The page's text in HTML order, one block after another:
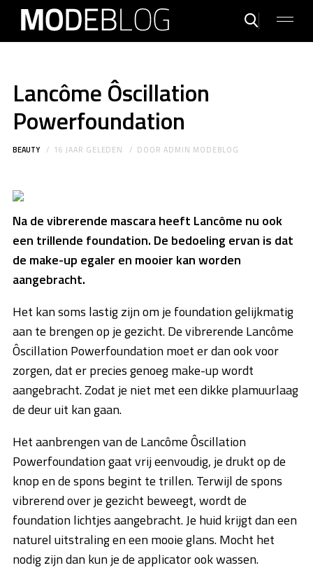
Lancôme Ôscillation
Powerfoundation
BEAUTY 16 JAAR GELEDEN DOORADMIN MODEBLOG
Na de vibrerende mascara heeft Lancôme nu ook
een trillende foundation. De bedoeling ervan is dat
de make-up egaler en mooier kan worden
aangebracht.
Het kan soms lastig zijn om je foundation gelijkmatig
aan te brengen op je gezicht. De vibrerende Lancôme
Ôscillation Powerfoundation moet er dan ook voor
zorgen, dat er precies genoeg make-up wordt
aangebracht. Zodat je niet met een dikke plamuurlaag
de deur uit kan gaan.
Het aanbrengen van de Lancôme Ôscillation
Powerfoundation gaat vrij eenvoudig, je drukt op de
knop en de spons begint te trillen. Terwijl de spons
vibrerend over je gezicht beweegt, wordt de
foundation lichtjes aangebracht. Je huid krijgt dan een
naturel uitstraling en een mooie glans. Mocht het
nodig zijn dan kun je de applicator ook wassen.